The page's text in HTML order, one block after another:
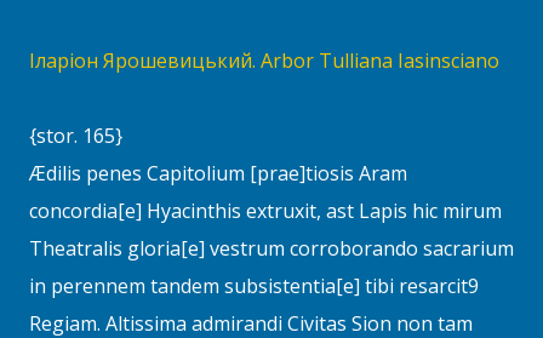
Іларіон Ярошевицький. Arbor Tulliana Iasinsciano
{stor. 165}
Ædilis penes Capitolium [prae]tiosis Aram
concordia[e] Hyacinthis extruxit, ast Lapis hic mirum
Theatralis gloria[e] vestrum corroborando sacrarium
in perennem tandem subsistentia[e] tibi resarcit9
Regiam. Altissima admirandi Civitas Sion non tam